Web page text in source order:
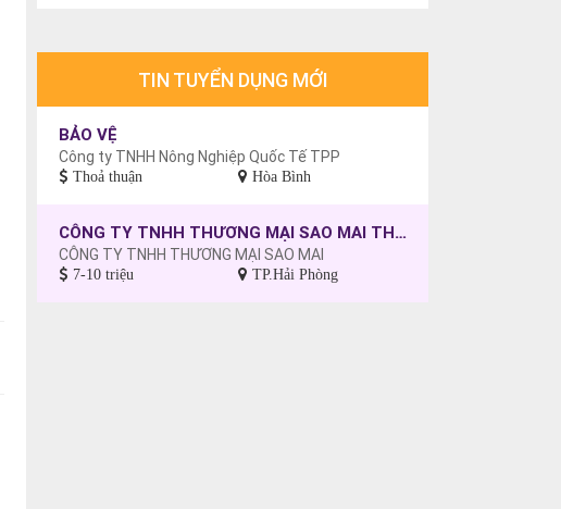
TIN TUYỂN DỤNG MỚI
BẢO VỆ
Công ty TNHH Nông Nghiệp Quốc Tế TPP
Thoả thuận Hòa Bình
CÔNG TY TNHH THƯƠNG MẠI SAO MAI THÔNG BÁO TUYỂN DỤNG CÔNG NHÂN MAY, CHƯA CÓ TAY NGHỀ SẼ ĐƯỢC ĐÀO TẠO.
CÔNG TY TNHH THƯƠNG MẠI SAO MAI
7-10 triệu TP.Hải Phòng